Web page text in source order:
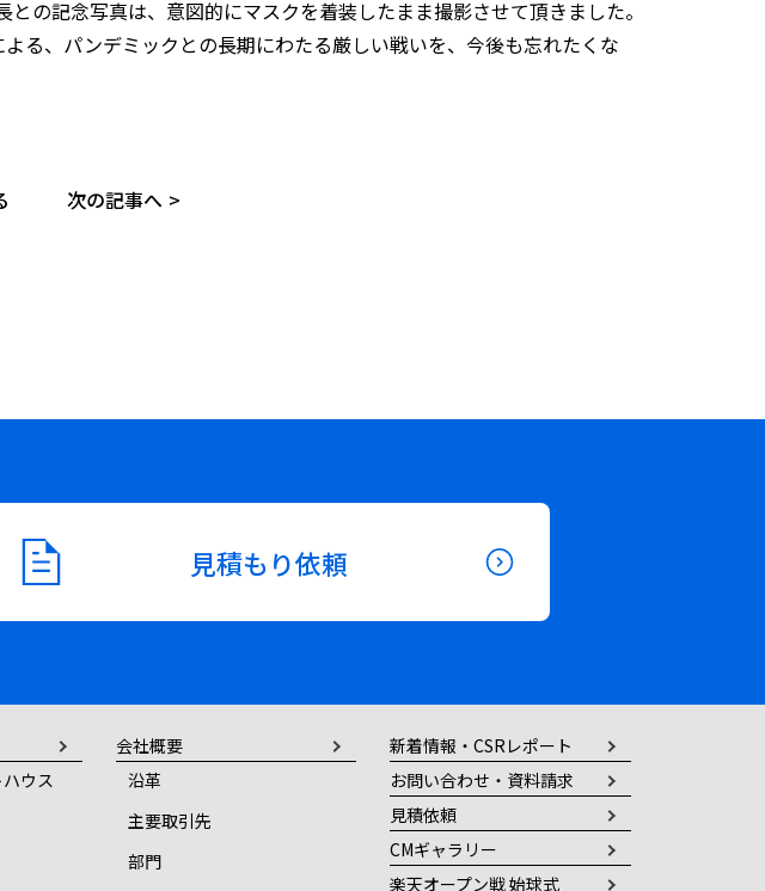
の記念写真は、意図的にマスクを着装したまま撮影させて頂きました。
る、パンデミックとの長期にわたる厳しい戦いを、今後も忘れたくな
次の記事へ
見積もり依頼
ウス
会社概要
沿革
主要取引先
部門
新着情報・CSRレポート
お問い合わせ・資料請求
見積依頼
CMギャラリー
楽天オープン戦 始球式